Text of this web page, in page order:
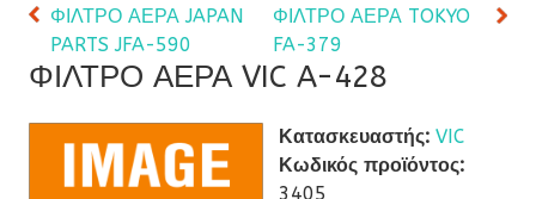
ΦΙΛΤΡΟ ΑΕΡΑ JAPAN
PARTS JFA-590
ΦΙΛΤΡΟ ΑΕΡΑ TOKYO
FA-379
ΦΙΛΤΡΟ ΑΕΡΑ VIC A-428
Κατασκευαστής: VIC
Κωδικός προϊόντος:
3405